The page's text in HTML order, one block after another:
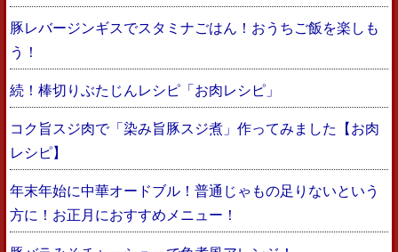
豚レバージンギスでスタミナごはん！おうちご飯を楽しも
う！
続！棒切りぶたじんレシピ「お肉レシピ」
コク旨スジ肉で「染み旨豚スジ煮」作ってみました【お肉
レシピ】
年末年始に中華オードブル！普通じゃもの足りないという
方に！お正月におすすめメニュー！